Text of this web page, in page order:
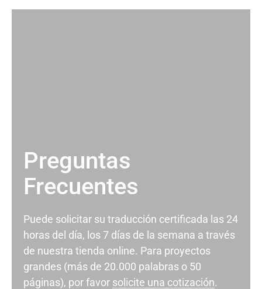
Preguntas
Frecuentes
Puede solicitar su traducción certificada las 24
horas del día, los 7 días de la semana a través
de nuestra tienda online. Para proyectos
grandes (más de 20.000 palabras o 50
páginas), por favor solicite una cotización.